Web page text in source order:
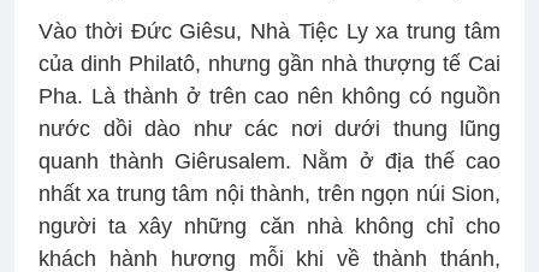
Vào thời Đức Giêsu, Nhà Tiệc Ly xa trung tâm
của dinh Philatô, nhưng gần nhà thượng tế Cai
Pha. Là thành ở trên cao nên không có nguồn
nước dồi dào như các nơi dưới thung lũng
quanh thành Giêrusalem. Nằm ở địa thế cao
nhất xa trung tâm nội thành, trên ngọn núi Sion,
người ta xây những căn nhà không chỉ cho
khách hành hương mỗi khi về thành thánh,